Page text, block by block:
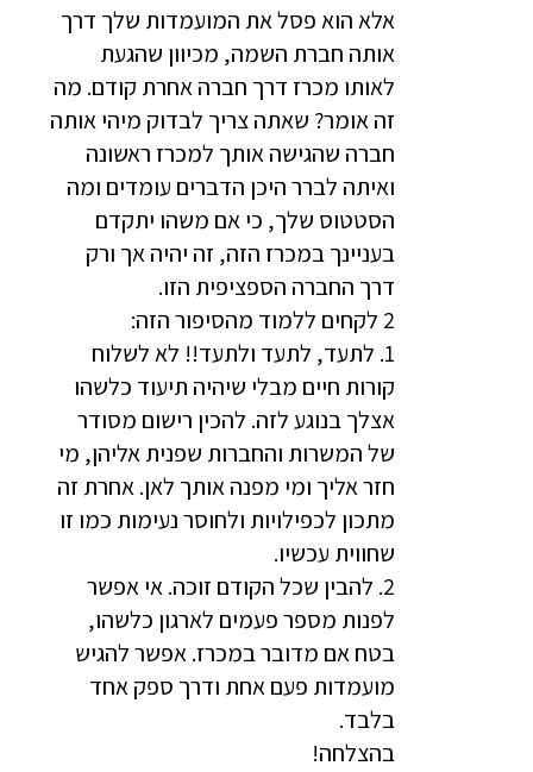
אלא הוא פסל את המועמדות שלך דרך
אותה חברת השמה, מכיוון שהגעת
לאותו מכרז דרך חברה אחרת קודם. מה
זה אומר? שאתה צריך לבדוק מיהי אותה
חברה שהגישה אותך למכרז ראשונה
ואיתה לברר היכן הדברים עומדים ומה
הסטטוס שלך, כי אם משהו יתקדם
בעניינך במכרז הזה, זה יהיה אך ורק
דרך החברה הספציפית הזו.
2 לקחים ללמוד מהסיפור הזה:
1. לתעד, לתעד ולתעד!! לא לשלוח
קורות חיים מבלי שיהיה תיעוד כלשהו
אצלך בנוגע לזה. להכין רישום מסודר
של המשרות והחברות שפנית אליהן, מי
חזר אליך ומי מפנה אותך לאן. אחרת זה
מתכון לכפילויות ולחוסר נעימות כמו זו
שחווית עכשיו.
2. להבין שכל הקודם זוכה. אי אפשר
לפנות מספר פעמים לארגון כלשהו,
בטח אם מדובר במכרז. אפשר להגיש
מועמדות פעם אחת ודרך ספק אחד
בלבד.
בהצלחה!